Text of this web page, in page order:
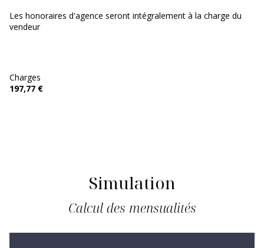
Les honoraires d'agence seront intégralement à la charge du
vendeur
Charges
197,77 €
Simulation
Calcul des mensualités